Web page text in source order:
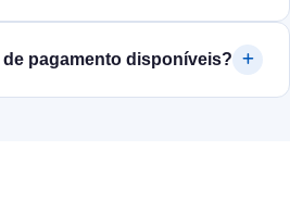
pagamento disponíveis?